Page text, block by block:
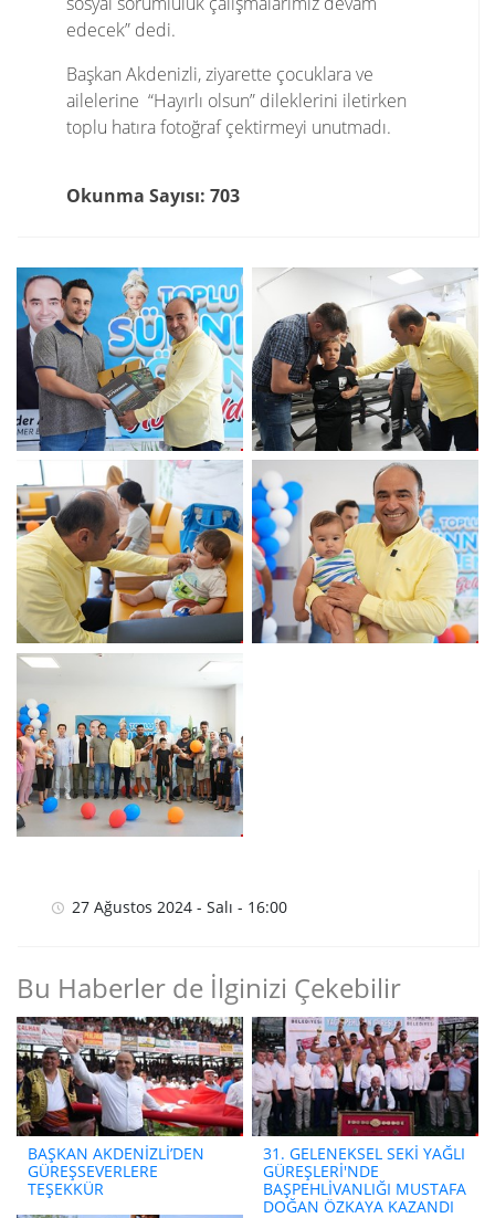
edecek” dedi.
Başkan Akdenizli, ziyarette çocuklara ve
ailelerine “Hayırlı olsun” dileklerini iletirken
toplu hatıra fotoğraf çektirmeyi unutmadı.
Okunma Sayısı: 703
27 Ağustos 2024 - Salı - 16:00
Bu Haberler de İlginizi Çekebilir
BAŞKAN AKDENİZLİ’DEN
GÜREŞSEVERLERE
TEŞEKKÜR
31. GELENEKSEL SEKİ YAĞLI
GÜREŞLERİ'NDE
BAŞPEHLİVANLIĞI MUSTAFA
DOĞAN ÖZKAYA KAZANDI